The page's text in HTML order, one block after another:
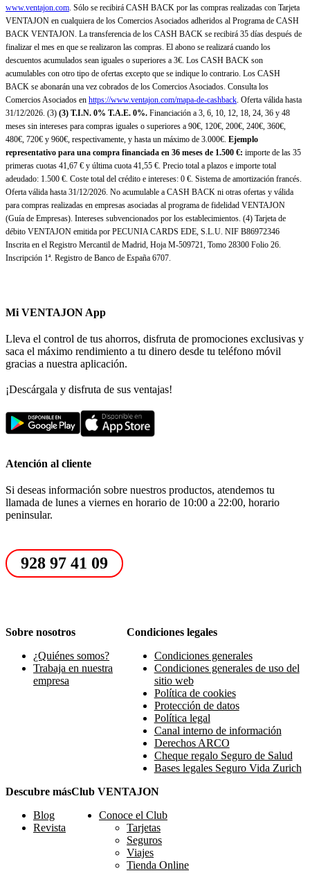
www.ventajon.com. Sólo se recibirá CASH BACK por las compras realizadas con Tarjeta
VENTAJON en cualquiera de los Comercios Asociados adheridos al Programa de CASH
BACK VENTAJON. La transferencia de los CASH BACK se recibirá 35 días después de
finalizar el mes en que se realizaron las compras. El abono se realizará cuando los
descuentos acumulados sean iguales o superiores a 3€. Los CASH BACK son
acumulables con otro tipo de ofertas excepto que se indique lo contrario. Los CASH
BACK se abonarán una vez cobrados de los Comercios Asociados. Consulta los
Comercios Asociados en https://www.ventajon.com/mapa-de-cashback. Oferta válida hasta
31/12/2026. (3) (3) T.I.N. 0% T.A.E. 0%. Financiación a 3, 6, 10, 12, 18, 24, 36 y 48
meses sin intereses para compras iguales o superiores a 90€, 120€, 200€, 240€, 360€,
480€, 720€ y 960€, respectivamente, y hasta un máximo de 3.000€. Ejemplo
representativo para una compra financiada en 36 meses de 1.500 €: importe de las 35
primeras cuotas 41,67 € y última cuota 41,55 €. Precio total a plazos e importe total
adeudado: 1.500 €. Coste total del crédito e intereses: 0 €. Sistema de amortización francés.
Oferta válida hasta 31/12/2026. No acumulable a CASH BACK ni otras ofertas y válida
para compras realizadas en empresas asociadas al programa de fidelidad VENTAJON
(Guía de Empresas). Intereses subvencionados por los establecimientos. (4) Tarjeta de
débito VENTAJON emitida por PECUNIA CARDS EDE, S.L.U. NIF B86972346
Inscrita en el Registro Mercantil de Madrid, Hoja M-509721, Tomo 28300 Folio 26.
Inscripción 1ª. Registro de Banco de España 6707.
Mi VENTAJON App
Lleva el control de tus ahorros, disfruta de promociones exclusivas y
saca el máximo rendimiento a tu dinero desde tu teléfono móvil
gracias a nuestra aplicación.
¡Descárgala y disfruta de sus ventajas!
Atención al cliente
Si deseas información sobre nuestros productos, atendemos tu
llamada de lunes a viernes en horario de 10:00 a 22:00, horario
peninsular.
928 97 41 09
Sobre nosotros
¿Quiénes somos?
Trabaja en nuestra
empresa
Condiciones legales
Condiciones generales
Condiciones generales de uso del
sitio web
Política de cookies
Protección de datos
Política legal
Canal interno de información
Derechos ARCO
Cheque regalo Seguro de Salud
Bases legales Seguro Vida Zurich
Descubre más
Blog
Revista
Club VENTAJON
Conoce el Club
Tarjetas
Seguros
Viajes
Tienda Online